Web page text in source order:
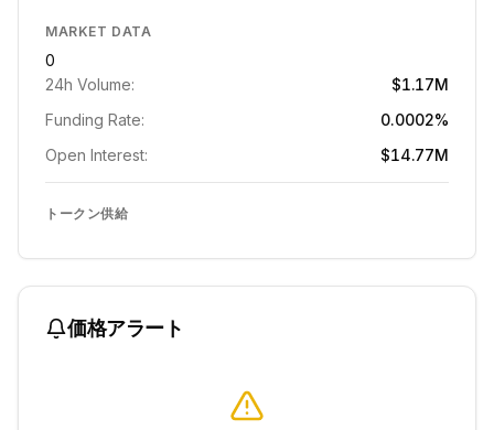
MARKET DATA
0
24h Volume:
$1.17M
Funding Rate:
0.0002%
Open Interest:
$14.77M
トークン供給
価格アラート